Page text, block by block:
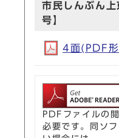
市民しんぶん
号】
4面(PDF
PDFファイルの
必要です。同ソ